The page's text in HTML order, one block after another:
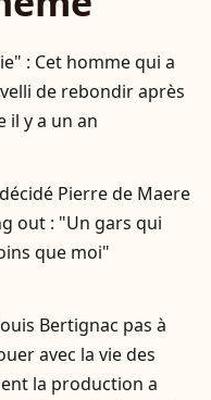
: Cet homme qui a
de rebondir après
il y a un an
Pierre de Maere
out : "Un gars qui
que moi"
Bertignac pas à
avec la vie des
la production a